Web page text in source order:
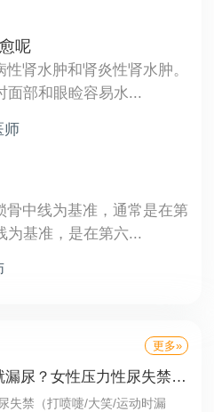
呢
肾水肿和肾炎性肾水肿。
面部和眼睑容易水...
师
骨中线为基准，通常是在第
为基准，是在第六...
更多»
笑咳就漏尿？女性压力性尿失禁，自救指南来了！
失禁（打喷嚏/大笑/运动时漏